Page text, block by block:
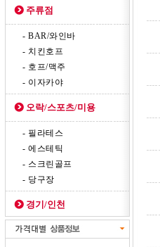
주류점
- BAR/와인바
- 치킨호프
- 호프/맥주
- 이자카야
오락/스포츠/미용
- 필라테스
- 에스테틱
- 스크린골프
- 당구장
경기/인천